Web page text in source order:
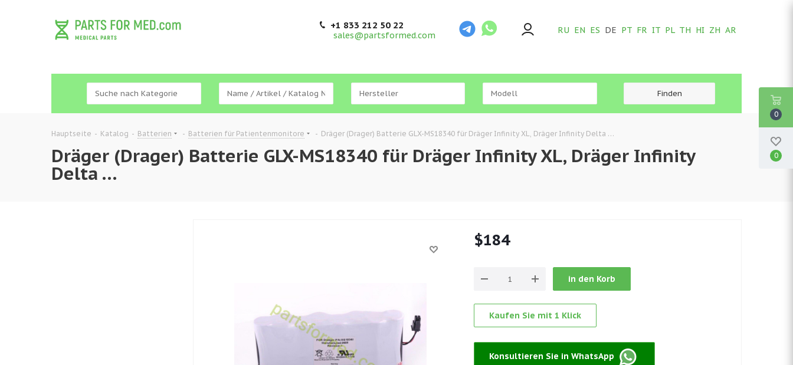
RU EN ES DE PT FR IT PL TH HI ZH AR
+1 833 212 50 22
sales@partsformed.com
Hauptseite - Katalog - Batterien - Batterien für Patientenmonitore - Dräger (Drager) Batterie GLX-MS18340 für Dräger Infinity XL, Dräger Infinity Delta …
Dräger (Drager) Batterie GLX-MS18340 für Dräger Infinity XL, Dräger Infinity
Delta …
$184
in den Korb
Kaufen Sie mit 1 Klick
Konsultieren Sie in WhatsApp
0
0